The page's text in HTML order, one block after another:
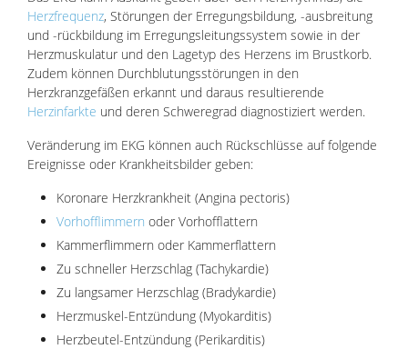
Herzfrequenz, Störungen der Erregungsbildung, -ausbreitung
und -rückbildung im Erregungsleitungssystem sowie in der
Herzmuskulatur und den Lagetyp des Herzens im Brustkorb.
Zudem können Durchblutungsstörungen in den
Herzkranzgefäßen erkannt und daraus resultierende
Herzinfarkte und deren Schweregrad diagnostiziert werden.
Veränderung im EKG können auch Rückschlüsse auf folgende
Ereignisse oder Krankheitsbilder geben:
Koronare Herzkrankheit (Angina pectoris)
Vorhofflimmern oder Vorhofflattern
Kammerflimmern oder Kammerflattern
Zu schneller Herzschlag (Tachykardie)
Zu langsamer Herzschlag (Bradykardie)
Herzmuskel-Entzündung (Myokarditis)
Herzbeutel-Entzündung (Perikarditis)